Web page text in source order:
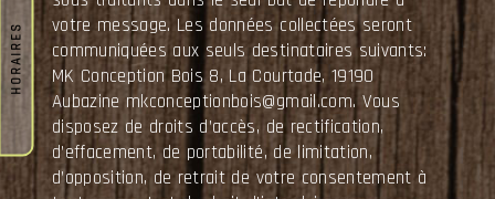
HORAIRES
votre message. Les données collectées seront
communiquées aux seuls destinataires suivants:
MK Conception Bois 8, La Courtade, 19190
Aubazine mkconceptionbois@gmail.com. Vous
disposez de droits d’accès, de rectification,
d’effacement, de portabilité, de limitation,
d’opposition, de retrait de votre consentement à